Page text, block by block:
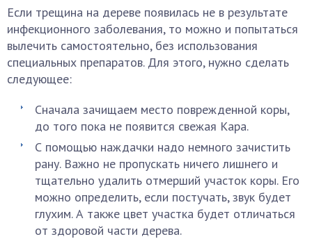
Если трещина на дереве появилась не в результате
инфекционного заболевания, то можно и попытаться
вылечить самостоятельно, без использования
специальных препаратов. Для этого, нужно сделать
следующее:
Сначала зачищаем место поврежденной коры,
до того пока не появится свежая Кара.
С помощью наждачки надо немного зачистить
рану. Важно не пропускать ничего лишнего и
тщательно удалить отмерший участок коры. Его
можно определить, если постучать, звук будет
глухим. А также цвет участка будет отличаться
от здоровой части дерева.